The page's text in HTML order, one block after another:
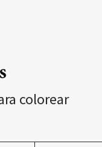
colorear